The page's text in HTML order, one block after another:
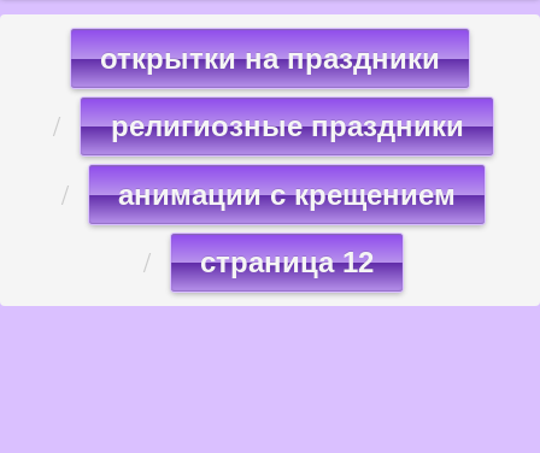
открытки на праздники
религиозные праздники
анимации с крещением
страница 12